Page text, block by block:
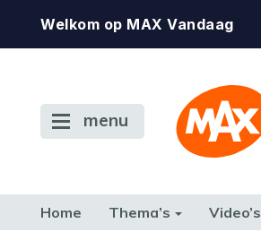
Welkom op MAX Vandaag
menu
Home Thema’s Video’s